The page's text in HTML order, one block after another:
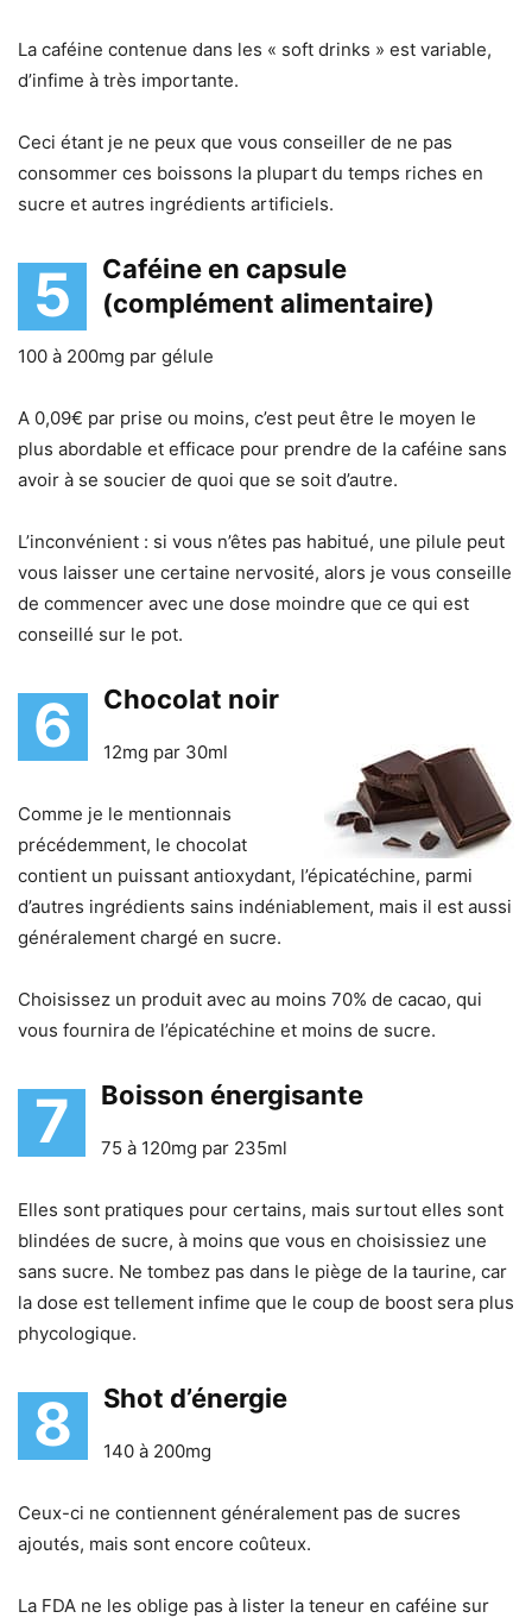
La caféine contenue dans les « soft drinks » est variable,
d’infime à très importante.
Ceci étant je ne peux que vous conseiller de ne pas
consommer ces boissons la plupart du temps riches en
sucre et autres ingrédients artificiels.
5
Caféine en capsule
(complément alimentaire)
100 à 200mg par gélule
A 0,09€ par prise ou moins, c’est peut être le moyen le
plus abordable et efficace pour prendre de la caféine sans
avoir à se soucier de quoi que se soit d’autre.
L’inconvénient : si vous n’êtes pas habitué, une pilule peut
vous laisser une certaine nervosité, alors je vous conseille
de commencer avec une dose moindre que ce qui est
conseillé sur le pot.
6 Chocolat noir
12mg par 30ml
Comme je le mentionnais
précédemment, le chocolat
contient un puissant antioxydant, l’épicatéchine, parmi
d’autres ingrédients sains indéniablement, mais il est aussi
généralement chargé en sucre.
Choisissez un produit avec au moins 70% de cacao, qui
vous fournira de l’épicatéchine et moins de sucre.
7 Boisson énergisante
75 à 120mg par 235ml
Elles sont pratiques pour certains, mais surtout elles sont
blindées de sucre, à moins que vous en choisissiez une
sans sucre. Ne tombez pas dans le piège de la taurine, car
la dose est tellement infime que le coup de boost sera plus
phycologique.
8 Shot d’énergie
140 à 200mg
Ceux-ci ne contiennent généralement pas de sucres
ajoutés, mais sont encore coûteux.
La FDA ne les oblige pas à lister la teneur en caféine sur